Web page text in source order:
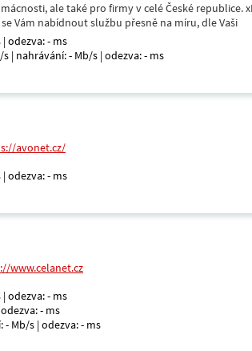
ale také pro firmy v celé České republice.
Vám nabídnout službu přesně na míru, dle Vaši
odezva: - ms
| nahrávání: - Mb/s | odezva: - ms
avonet.cz/
odezva: - ms
www.celanet.cz
odezva: - ms
- ms
- Mb/s | odezva: - ms